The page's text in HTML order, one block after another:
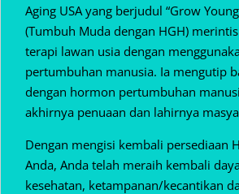
Aging USA yang berjudul “Grow
(Tumbuh Muda dengan HGH)
terapi lawan usia dengan
pertumbuhan manusia. Ia mengutip
dengan hormon pertumbuhan
akhirnya penuaan dan lahirnya
Dengan mengisi kembali persediaan
Anda, Anda telah meraih kembali
kesehatan, ketampanan/kecantikan